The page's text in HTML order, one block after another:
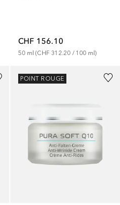
CHF 156.10
50 ml (CHF 312.20 / 100 ml)
POINT ROUGE